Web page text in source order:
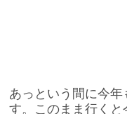
あっという間に今
す。このまま行く